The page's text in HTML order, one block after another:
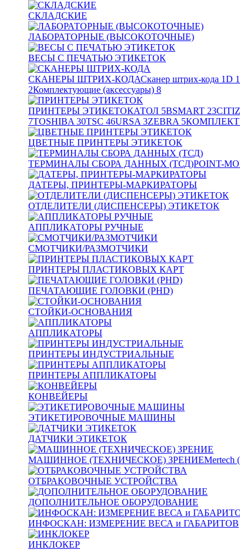
СКЛАДСКИЕ
ЛАБОРАТОРНЫЕ (ВЫСОКОТОЧНЫЕ)
ВЕСЫ С ПЕЧАТЬЮ ЭТИКЕТОК
СКАНЕРЫ ШТРИХ-КОДАСканер штрих-кода 1D
2Комплектующие (аксессуары) 8
ПРИНТЕРЫ ЭТИКЕТОКАТОЛ 5BSMART 23
7TOSHIBA 30TSC 46URSA 3ZEBRA 5
ЦВЕТНЫЕ ПРИНТЕРЫ ЭТИКЕТОК
ТЕРМИНАЛЫ СБОРА ДАННЫХ (ТСД)POINT-
ДАТЕРЫ, ПРИНТЕРЫ-МАРКИРАТОРЫ
ОТДЕЛИТЕЛИ (ДИСПЕНСЕРЫ) ЭТИКЕТОК
АППЛИКАТОРЫ РУЧНЫЕ
СМОТЧИКИ/РАЗМОТЧИКИ
ПРИНТЕРЫ ПЛАСТИКОВЫХ КАРТ
ПЕЧАТАЮЩИЕ ГОЛОВКИ (PHD)
СТОЙКИ-ОСНОВАНИЯ
АППЛИКАТОРЫ
ПРИНТЕРЫ ИНДУСТРИАЛЬНЫЕ
ПРИНТЕРЫ АППЛИКАТОРЫ
КОНВЕЙЕРЫ
ЭТИКЕТИРОВОЧНЫЕ МАШИНЫ
ДАТЧИКИ ЭТИКЕТОК
МАШИННОЕ (ТЕХНИЧЕСКОЕ) ЗРЕНИЕMertech
ОТБРАКОВОЧНЫЕ УСТРОЙСТВА
ДОПОЛНИТЕЛЬНОЕ ОБОРУДОВАНИЕ
ИНФОСКАН: ИЗМЕРЕНИЕ ВЕСА и ГАБАРИТОВ
ИНКЛОКЕР